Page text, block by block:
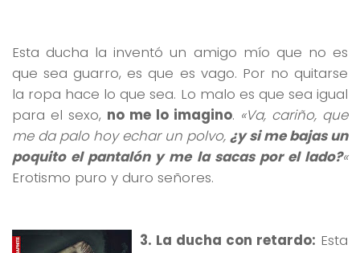
Esta ducha la inventó un amigo mío que no es
que sea guarro, es que es vago. Por no quitarse
la ropa hace lo que sea. Lo malo es que sea igual
para el sexo, no me lo imagino. «Va, cariño, que
me da palo hoy echar un polvo, ¿y si me bajas un
poquito el pantalón y me la sacas por el lado?«
Erotismo puro y duro señores.
3. La ducha con retardo: Esta